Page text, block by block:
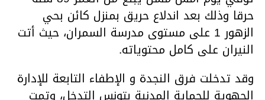
حرقا وذلك بعد اندلاع حريق بمنزل كائن بحي
الزهور 1 على مستوى مدرسة السمران، حيث أتت
النيران على كامل محتوياته.
وقد تدخلت فرق النجدة و الإطفاء التابعة للإدارة
الجهوية للحماية المدنية بتونس التدخل، وتمت